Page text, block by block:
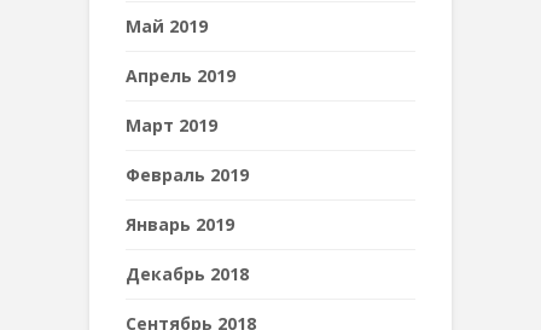
Май 2019
Апрель 2019
Март 2019
Февраль 2019
Январь 2019
Декабрь 2018
Сентябрь 2018